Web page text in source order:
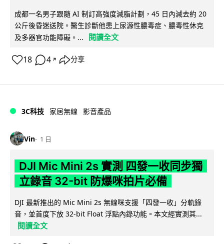
成都一名男子跟隨 AI 制訂高強度減脂計劃，45 日內減去約 20
公斤後昏迷送院。醫生診斷他患上尿源性膿毒症、膿毒性休克
及多器官功能障礙。...
閱讀全文
18 4 ↗ 分享
3C科技 家居無線 影音產品
Vin 1 日
DJI Mic Mini 2s 實測 四發一收同步獨
立錄音 32-bit 防爆咪拍片必備
DJI 最新推出的 Mic Mini 2s 無線咪支援「四發一收」分軌錄
音，並首度下放 32-bit Float 浮點內錄功能。本文經實測其...
閱讀全文